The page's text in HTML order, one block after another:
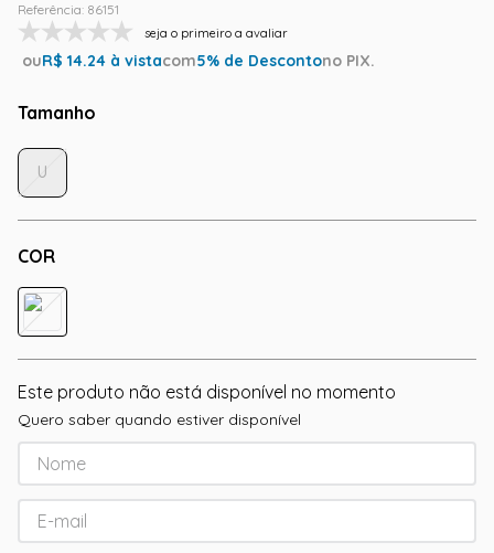
Referência: 86151
seja o primeiro a avaliar
ouR$ 14.24 à vistacom5% de Descontono PIX.
Tamanho
COR
U
Este produto não está disponível no momento
Quero saber quando estiver disponível